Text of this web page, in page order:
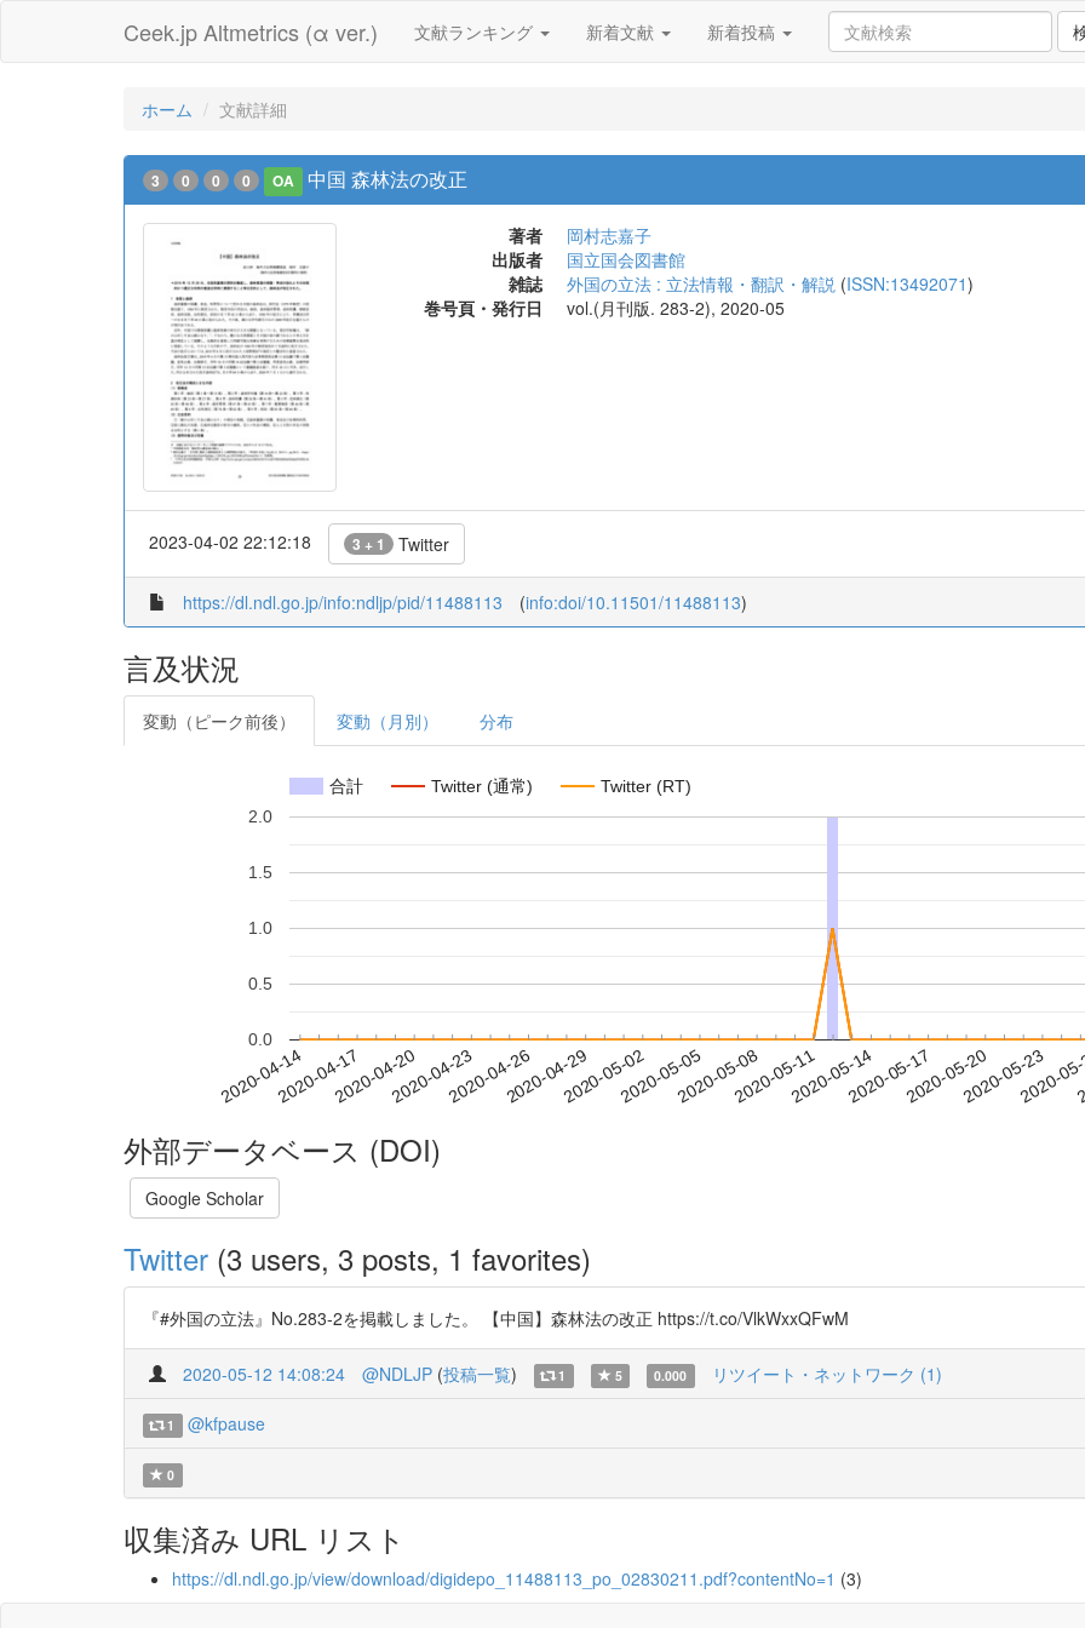
Ceek.jp Altmetrics (α ver.) 文献ランキング 新着文献 新着投稿
ホーム 文献詳細
3 0 0 0 OA 中国 森林法の改正
著者
岡村志嘉子
出版者
国立国会図書館
雑誌
外国の立法 : 立法情報・翻訳・解説 (ISSN:13492071)
巻号頁・発行日
vol.(月刊版. 283-2), 2020-05
2023-04-02 22:12:18 3 + 1 Twitter
https://dl.ndl.go.jp/info:ndljp/pid/11488113 (info:doi/10.11501/11488113)
言及状況
変動（ピーク前後） 変動（月別） 分布
合計 Twitter (通常) Twitter (RT)
2020-04-142020-04-172020-04-202020-04-232020-04-262020-04-292020-05-022020-05-052020-05-082020-05-112020-05-142020-05-172020-05-202020-05-23
2020-
0.0
0.5
1.0
1.5
2.0
外部データベース (DOI)
Google Scholar
Twitter (3 users, 3 posts, 1 favorites)
『#外国の立法』No.283-2を掲載しました。 【中国】森林法の改正 https://t.co/VlkWxxQFwM
2020-05-12 14:08:24 @NDLJP (投稿一覧) 1 5 0.000 リツイート・ネットワーク (1)
1 @kfpause
0
収集済み URL リスト
https://dl.ndl.go.jp/view/download/digidepo_11488113_po_02830211.pdf?contentNo=1 (3)